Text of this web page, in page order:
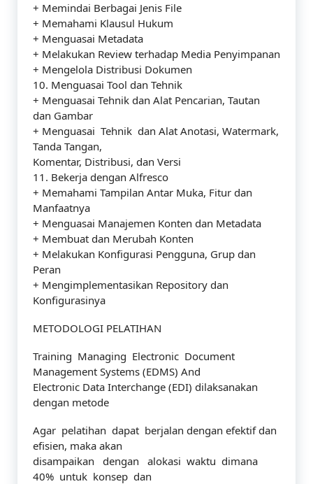
+ Memindai Berbagai Jenis File
+ Memahami Klausul Hukum
+ Menguasai Metadata
+ Melakukan Review terhadap Media Penyimpanan
+ Mengelola Distribusi Dokumen
10. Menguasai Tool dan Tehnik
+ Menguasai Tehnik dan Alat Pencarian, Tautan
dan Gambar
+ Menguasai Tehnik dan Alat Anotasi, Watermark,
Tanda Tangan,
Komentar, Distribusi, dan Versi
11. Bekerja dengan Alfresco
+ Memahami Tampilan Antar Muka, Fitur dan
Manfaatnya
+ Menguasai Manajemen Konten dan Metadata
+ Membuat dan Merubah Konten
+ Melakukan Konfigurasi Pengguna, Grup dan
Peran
+ Mengimplementasikan Repository dan
Konfigurasinya
METODOLOGI PELATIHAN
Training Managing Electronic Document
Management Systems (EDMS) And
Electronic Data Interchange (EDI) dilaksanakan
dengan metode
Agar pelatihan dapat berjalan dengan efektif dan
efisien, maka akan
disampaikan dengan alokasi waktu dimana
40% untuk konsep dan